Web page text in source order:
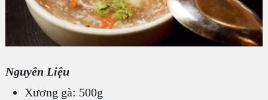
Nguyên Liệu
Xương gà: 500g